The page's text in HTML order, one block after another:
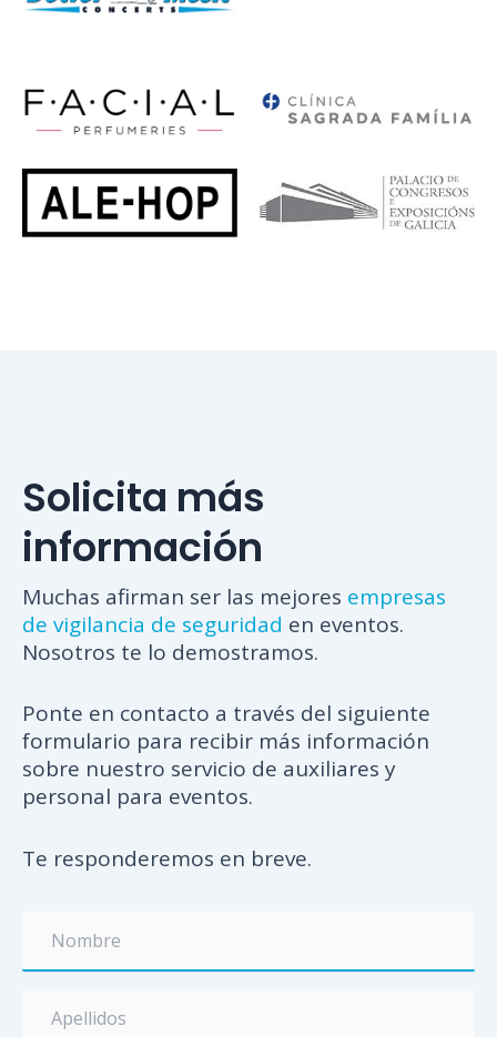
Solicita más
información
Muchas afirman ser las mejores empresas
de vigilancia de seguridad en eventos.
Nosotros te lo demostramos.
Ponte en contacto a través del siguiente
formulario para recibir más información
sobre nuestro servicio de auxiliares y
personal para eventos.
Te responderemos en breve.